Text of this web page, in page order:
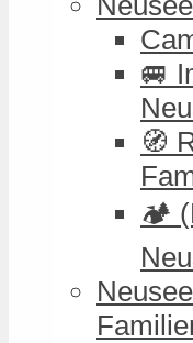
🚐
🧭
🏕️